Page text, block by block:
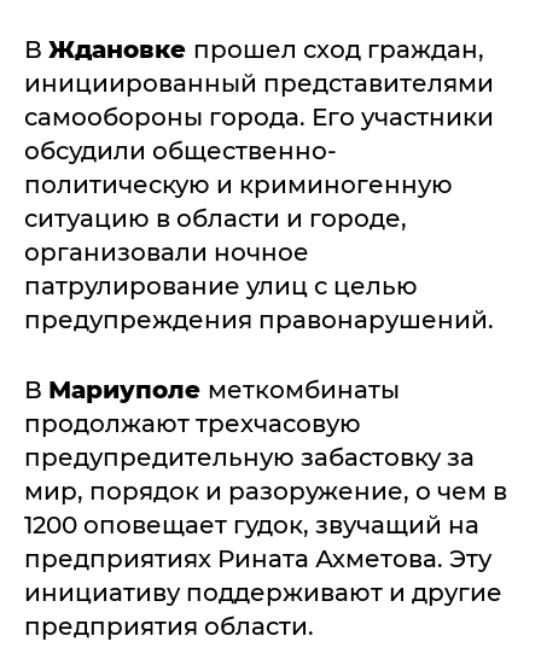
В Ждановке прошел сход граждан,
инициированный представителями
самообороны города. Его участники
обсудили общественно-
политическую и криминогенную
ситуацию в области и городе,
организовали ночное
патрулирование улиц с целью
предупреждения правонарушений.
В Мариуполе меткомбинаты
продолжают трехчасовую
предупредительную забастовку за
мир, порядок и разоружение, о чем в
1200 оповещает гудок, звучащий на
предприятиях Рината Ахметова. Эту
инициативу поддерживают и другие
предприятия области.